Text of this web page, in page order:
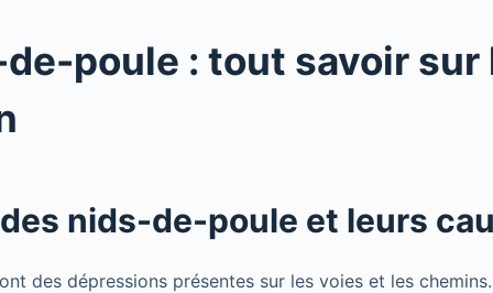
poule : tout savoir sur
nids-de-poule et leurs
des dépressions présentes sur les voies et les chemins.